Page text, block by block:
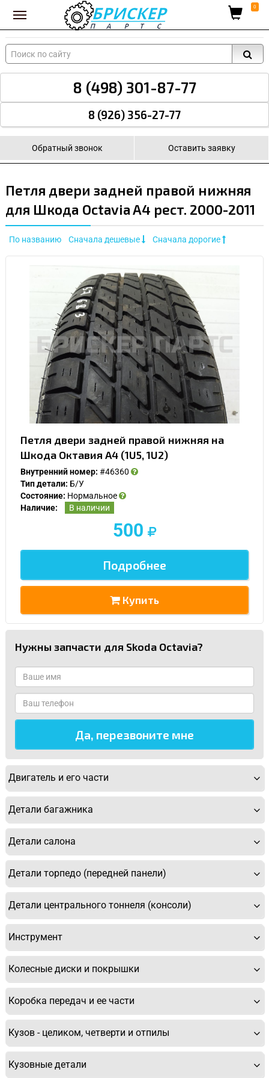
Вход для поставщиков 0
8 (498) 301-87-77
8 (926) 356-27-77
Обратный звонок Оставить заявку
Петля двери задней правой нижняя
для Шкода Octavia A4 рест. 2000-2011
По названию Сначала дешевые Сначала дорогие
Петля двери задней правой нижняя на
Шкода Октавия А4 (1U5, 1U2)
Внутренний номер: #46360
Тип детали: Б/У
Состояние: Нормальное
Наличие:
В наличии
500
Подробнее
Купить
Нужны запчасти для Skoda Octavia?
Двигатель и его части
Детали багажника
Детали салона
Детали торпедо (передней панели)
Детали центрального тоннеля (консоли)
Инструмент
Колесные диски и покрышки
Коробка передач и ее части
Кузов - целиком, четверти и отпилы
Кузовные детали